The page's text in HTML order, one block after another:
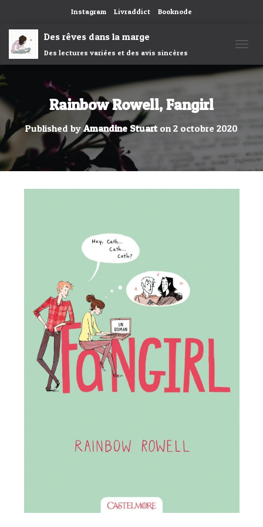
Instagram Livraddict Booknode
Des rêves dans la marge
Des lectures variées et des avis sincères
Rainbow Rowell, Fangirl
Published byAmandine Stuarton 2 octobre 2020